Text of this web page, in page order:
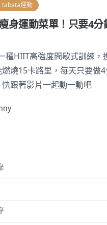
tabata運動
身運動菜單！只要4
種HIIT高強度間歇式訓練，
燒15卡路里，每天只要做
跟著影片一起動一動吧